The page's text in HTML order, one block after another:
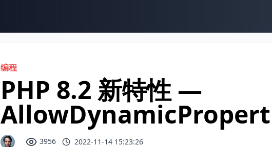
编程
PHP 8.2 新特性 —
3956 2022-11-14 15:23:26